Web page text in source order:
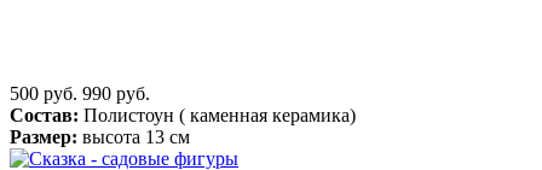
500 руб. 990 руб.
Состав: Полистоун ( каменная керамика)
Размер: высота 13 см